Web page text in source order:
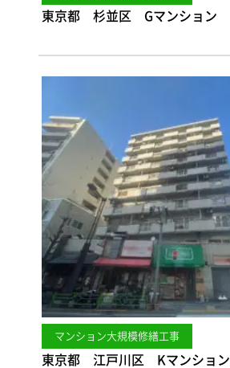
東京都 杉並区 Gマンション
マンション大規模修繕工事
東京都 江戸川区 Kマンション